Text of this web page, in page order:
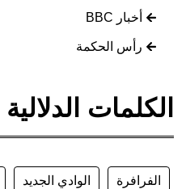
أخبار BBC
رأس الحكمة
الكلمات الدلالية
الفرافرة الوادي الجديد